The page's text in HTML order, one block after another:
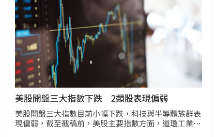
美股開盤三大指數下跌 2類股表現偏弱
美股開盤三大指數目前小幅下跌，科技與半導體族群表
現偏弱，截至截稿前，美股主要指數方面，道瓊工業指